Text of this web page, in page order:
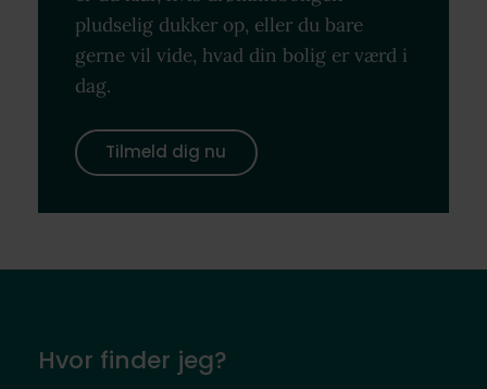
pludselig dukker op, eller du bare
gerne vil vide, hvad din bolig er værd i
dag.
Tilmeld dig nu
Hvor finder jeg?